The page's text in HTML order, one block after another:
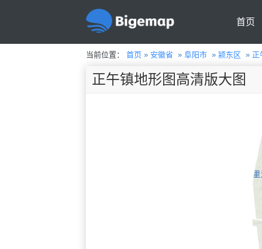
首页
当前位置： 首页» 安徽省 » 阜阳市» 颍东区 » 正
正午镇地形图高清版大图